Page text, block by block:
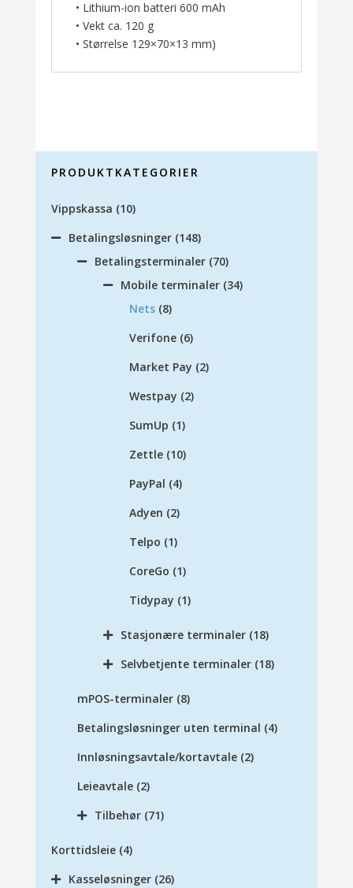
• Lithium-ion batteri 600 mAh
• Vekt ca. 120 g
• Størrelse 129×70×13 mm)
PRODUKTKATEGORIER
Vippskassa (10)
Betalingsløsninger (148)
Betalingsterminaler (70)
Mobile terminaler (34)
Nets (8)
Verifone (6)
Market Pay (2)
Westpay (2)
SumUp (1)
Zettle (10)
PayPal (4)
Adyen (2)
Telpo (1)
CoreGo (1)
Tidypay (1)
Stasjonære terminaler (18)
Selvbetjente terminaler (18)
mPOS-terminaler (8)
Betalingsløsninger uten terminal (4)
Innløsningsavtale/kortavtale (2)
Leieavtale (2)
Tilbehør (71)
Korttidsleie (4)
Kasseløsninger (26)